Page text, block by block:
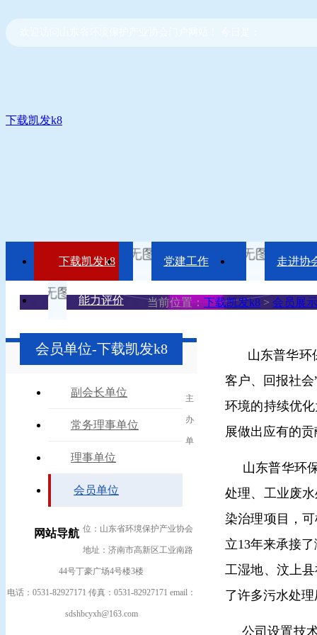
下载凯发k8
下载凯发k8 党建工作 走进协
能力评价 当前位置： 下载凯发k8 > 会员展示
会员单位-下载凯发k8
副会长单位
常务理事单位
理事单位
会员单位
山东普华环
客户、回报社
环境的持续优
展做出应有的
山东普华环
处理、工业废
染治理项目，
立13年来承接
工湿地、汶上
了许多污水处
公司设置技
网站导航
主
办
单
位：山东省环境保护产业协会
地址：济南市高新区工业南路
44号丁豪广场4号楼3楼
电话：0531-82927171 传真：0531-82927171 email：
sdshbcyxh@163.com